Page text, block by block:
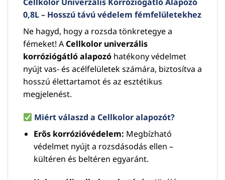
0,8L – Hosszú távú védelem fémfelületekhez
Ne hagyd, hogy a rozsda tönkretegye a
fémeket! ACellkolor univerzális
korróziógátló alapozó hatékony védelmet
nyújt vas- és acélfelületek számára, biztosítva a
hosszú élettartamot és az esztétikus
megjelenést.
Miért válaszd a Cellkolor alapozót?
Erős korrózióvédelem: Megbízható
védelmet nyújt a rozsdásodás ellen –
kültéren és beltéren egyaránt.